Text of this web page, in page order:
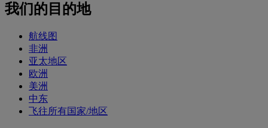
我们的目的地
航线图
非洲
亚太地区
欧洲
美洲
中东
飞往所有国家/地区